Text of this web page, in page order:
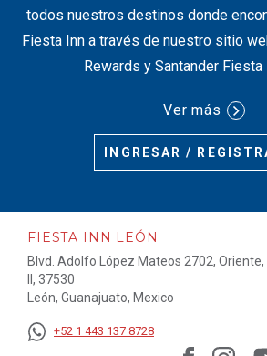
todos nuestros destinos donde
Fiesta Inn a través de nuestro sitio
Rewards y Santander Fiesta
Ver más
INGRESAR /
FIESTA INN LEÓN
Blvd. Adolfo López Mateos 2702,
II, 37530
León, Guanajuato, Mexico
+52 1 443 137 8728